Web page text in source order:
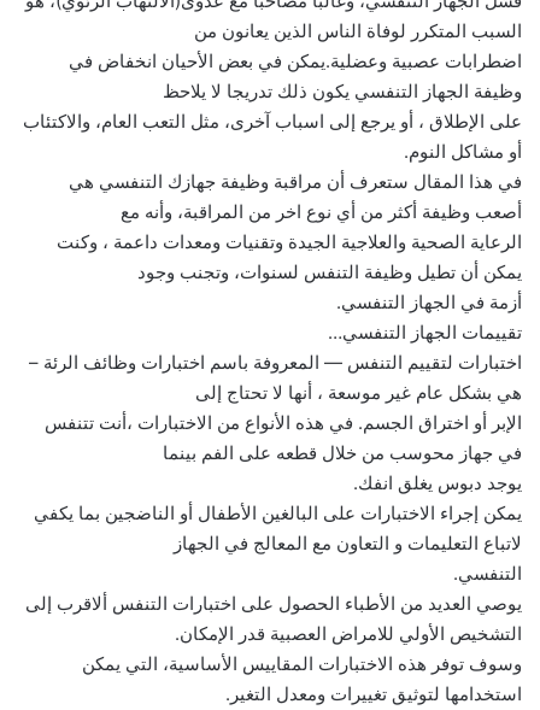
السبب المتكرر لوفاة الناس الذين يعانون من
اضطرابات عصبية وعضلية.يمكن في بعض الأحيان انخفاض في
وظيفة الجهاز التنفسي يكون ذلك تدريجا لا يلاحظ
على الإطلاق ، أو يرجع إلى اسباب آخرى، مثل التعب العام، والاكتئاب
أو مشاكل النوم.
في هذا المقال ستعرف أن مراقبة وظيفة جهازك التنفسي هي
أصعب وظيفة أكثر من أي نوع اخر من المراقبة، وأنه مع
الرعاية الصحية والعلاجية الجيدة وتقنيات ومعدات داعمة ، وكنت
يمكن أن تطيل وظيفة التنفس لسنوات، وتجنب وجود
أزمة في الجهاز التنفسي.
تقييمات الجهاز التنفسي…
اختبارات لتقييم التنفس — المعروفة باسم اختبارات وظائف الرئة –
هي بشكل عام غير موسعة ، أنها لا تحتاج إلى
الإبر أو اختراق الجسم. في هذه الأنواع من الاختبارات ،أنت تتنفس
في جهاز محوسب من خلال قطعه على الفم بينما
يوجد دبوس يغلق انفك.
يمكن إجراء الاختبارات على البالغين الأطفال أو الناضجين بما يكفي
لاتباع التعليمات و التعاون مع المعالج في الجهاز
التنفسي.
يوصي العديد من الأطباء الحصول على اختبارات التنفس ألاقرب إلى
التشخيص الأولي للامراض العصبية قدر الإمكان.
وسوف توفر هذه الاختبارات المقاييس الأساسية، التي يمكن
استخدامها لتوثيق تغييرات ومعدل التغير.